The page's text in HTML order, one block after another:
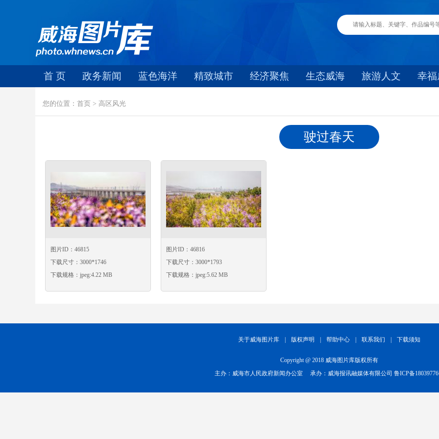
首 页 政务新闻 蓝色海洋 精致城市 经济聚焦 生态威海 旅游人文 幸
您的位置：首页 > 高区风光
驶过春天
图片ID：46815
下载尺寸：3000*1746
下载规格：jpeg:4.22 MB
图片ID：46816
下载尺寸：3000*1793
下载规格：jpeg:5.62 MB
关于威海图片库 版权声明 帮助中心 联系我们 下载须知
Copyright @ 2018 威海图片库版权所有
主办：威海市人民政府新闻办公室
承办：威海报讯融媒体有限公司 鲁ICP备